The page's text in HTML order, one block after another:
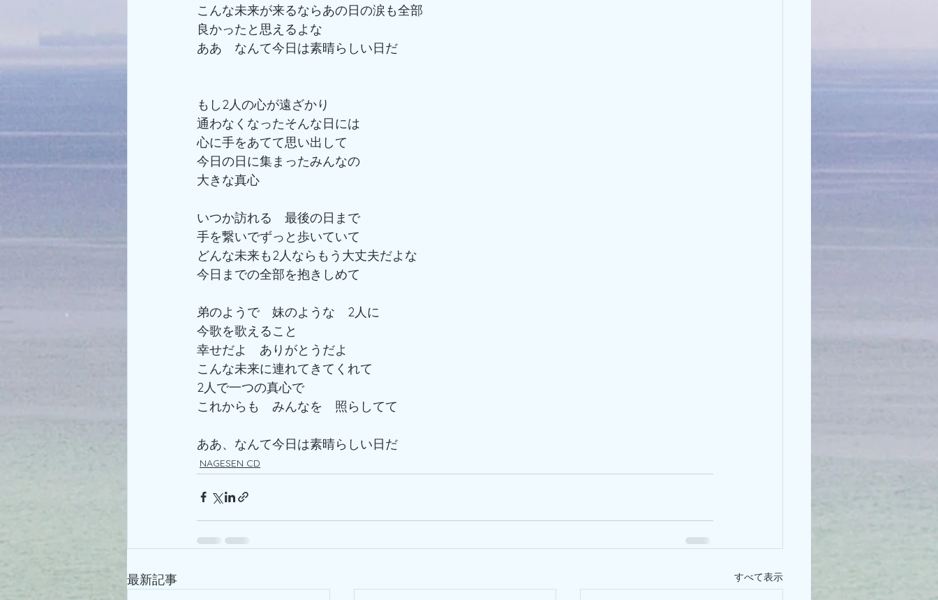
こんな未来が来るならあの日の涙も全部
良かったと思えるよな
ああ　なんて今日は素晴らしい日だ
もし2人の心が遠ざかり
通わなくなったそんな日には
心に手をあてて思い出して
今日の日に集まったみんなの
大きな真心
いつか訪れる　最後の日まで
手を繋いでずっと歩いていて
どんな未来も2人ならもう大丈夫だよな
今日までの全部を抱きしめて
弟のようで　妹のような　2人に
今歌を歌えること
幸せだよ　ありがとうだよ
こんな未来に連れてきてくれて
2人で一つの真心で
これからも　みんなを　照らしてて
ああ、なんて今日は素晴らしい日だ
NAGESEN CD
最新記事 すべて表示